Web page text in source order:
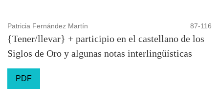
Patricia Fernández Martín 87-116
{Tener/llevar} + participio en el castellano de los
Siglos de Oro y algunas notas interlingüísticas
PDF